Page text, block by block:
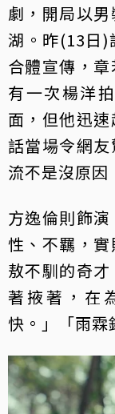
劇，開局以
湖。昨(13日)
合體宣傳，
有一次楊洋
面，但他迅
話當場令網
流不是沒原因
方逸倫則飾
性、不羈，
敖不馴的奇
著掖著，在
快。」「雨霖